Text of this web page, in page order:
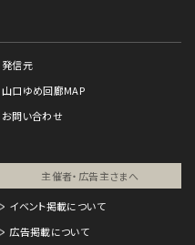
発信元
山口ゆめ回廊MAP
お問い合わせ
主催者・広告主さまへ​
イベント掲載について
広告掲載について